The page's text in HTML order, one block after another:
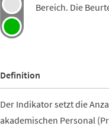
Bereich. Die
Definition
Der Indikator setzt die
akademischen Personal